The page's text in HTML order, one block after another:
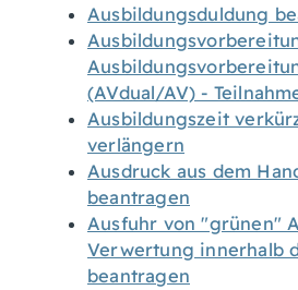
Ausbildungsduldung
(AVdual/AV) -
Ausbildungszeit
verlängern
Ausdruck aus dem
beantragen
Ausfuhr von "grünen"
Verwertung innerhalb
beantragen